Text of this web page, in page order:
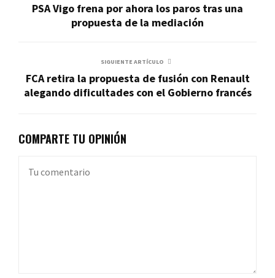
PSA Vigo frena por ahora los paros tras una
propuesta de la mediación
SIGUIENTE ARTÍCULO
FCA retira la propuesta de fusión con Renault
alegando dificultades con el Gobierno francés
COMPARTE TU OPINIÓN